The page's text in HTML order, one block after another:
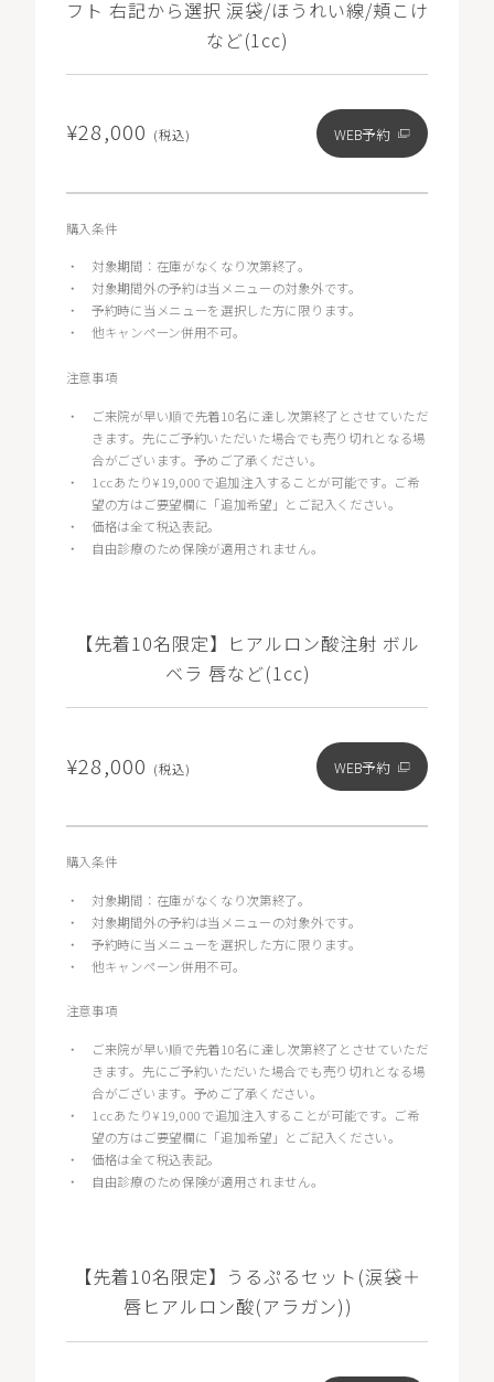
フト 右記から選択 涙袋/ほうれい線/頬こけ
など(1cc)
¥28,000 (税込) WEB予約
購入条件
・ 対象期間：在庫がなくなり次第終了。
・ 対象期間外の予約は当メニューの対象外です。
・予約時に当メニューを選択した方に限ります。
・他キャンペーン併用不可。
注意事項
・
ご来院が早い順で先着10名に達し次第終了とさせていただ
きます。先にご予約いただいた場合でも売り切れとなる場
合がございます。予めご了承ください。
・
1ccあたり¥19,000で追加注入することが可能です。ご希
望の方はご要望欄に「追加希望」とご記入ください。
・価格は全て税込表記。
・
自由診療のため保険が適用されません。
【先着10名限定】ヒアルロン酸注射 ボル
ベラ 唇など(1cc)
¥28,000 (税込) WEB予約
購入条件
・ 対象期間：在庫がなくなり次第終了。
・ 対象期間外の予約は当メニューの対象外です。
・予約時に当メニューを選択した方に限ります。
・他キャンペーン併用不可。
注意事項
・
ご来院が早い順で先着10名に達し次第終了とさせていただ
きます。先にご予約いただいた場合でも売り切れとなる場
合がございます。予めご了承ください。
・ 1ccあたり¥19,000で追加注入することが可能です。ご希
望の方はご要望欄に「追加希望」とご記入ください。
・価格は全て税込表記。
・
自由診療のため保険が適用されません。
【先着10名限定】うるぷるセット(涙袋＋
唇ヒアルロン酸(アラガン))